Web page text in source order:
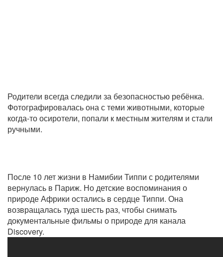
Родители всегда следили за безопасностью ребёнка.
Фотографировалась она с теми животными, которые
когда-то осиротели, попали к местным жителям и стали
ручными.
После 10 лет жизни в Намибии Типпи с родителями
вернулась в Париж. Но детские воспоминания о
природе Африки остались в сердце Типпи. Она
возвращалась туда шесть раз, чтобы снимать
документальные фильмы о природе для канала
Discovery.